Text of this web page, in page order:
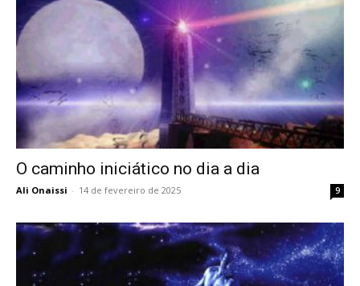
O caminho iniciático no dia a dia
Ali Onaissi - 14 de fevereiro de 2025 9